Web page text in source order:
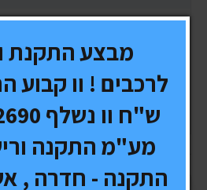
זמן אספקה:
משלוח: חינם
מבצע התקנת
מע"מ התקנה
התקנה - חדרה ,